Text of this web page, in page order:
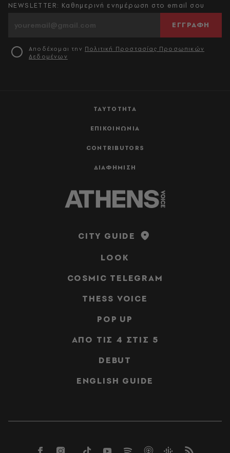
ΤΑΥΤΟΤΗΤΑ
ΕΠΙΚΟΙΝΩΝΙΑ
CONTRIBUTORS
ΔΙΑΦΗΜΙΣΗ
NEWSLETTER: Καθημερινή ενημέρωση στο email σου
ΕΓΓΡΑΦΗ
Αποδέχομαι την Πολιτική Προστασίας Προσωπικών
Δεδομένων
CITY GUIDE
LOOK
COSMIC TELEGRAM
THESS VOICE
POP UP
ΑΠΟ ΤΙΣ 4 ΣΤΙΣ 5
DEBUT
ENGLISH GUIDE